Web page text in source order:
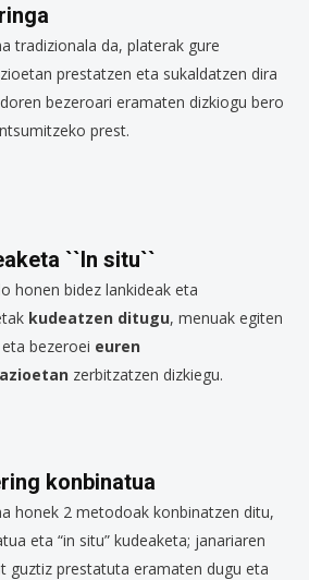
tradizionala da, platerak gure
prestatzen eta sukaldatzen dira
bezeroari eramaten dizkiogu bero
prest.
``In situ``
honen bidez lankideak eta
kudeatzen ditugu, menuak egiten
bezeroei euren
zerbitzatzen dizkiegu.
konbinatua
honek 2 metodoak konbinatzen ditu,
eta “in situ” kudeaketa; janariaren
guztiz prestatuta eramaten dugu eta